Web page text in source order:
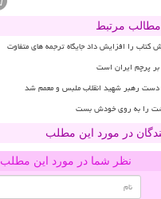
مطالب مرتبط
را افزایش داد جایگاه ترجمه های متفاوت
بر پرچم ایران است
دست رهبر شهید انقلاب ملبس و معمم شد
را به روی خودش بست
در مورد این مطلب
نظر شما در مورد این مطلب